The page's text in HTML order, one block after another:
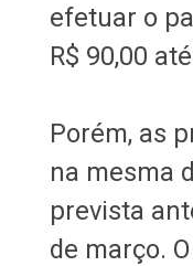
efetuar o
R$ 90,00
Porém, as
na mesma
prevista
de março.